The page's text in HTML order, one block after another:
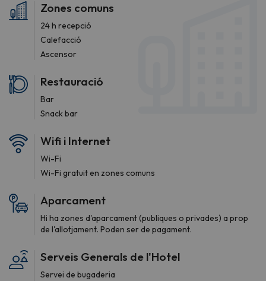
Zones comuns
24 h recepció
Calefacció
Ascensor
Restauració
Bar
Snack bar
Wifi i Internet
Wi-Fi
Wi-Fi gratuit en zones comuns
Aparcament
Hi ha zones d'aparcament (publiques o privades) a prop
de l'allotjament. Poden ser de pagament.
Serveis Generals de l'Hotel
Servei de bugaderia